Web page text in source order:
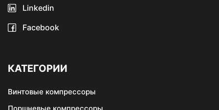
Linkedin
Facebook
КАТЕГОРИИ
Винтовые компрессоры